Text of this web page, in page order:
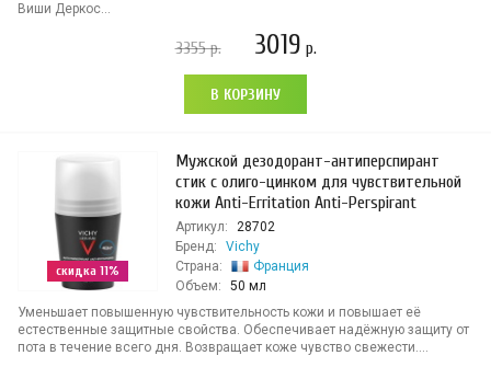
Виши Деркос...
3355р. 3019 р.
В КОРЗИНУ
скидка 11%
Мужской дезодорант-антиперспирант
стик с олиго-цинком для чувствительной
кожи Anti-Erritation Anti-Perspirant
Артикул:
28702
Бренд:
Vichy
Страна:
Франция
Объем:
50 мл
Уменьшает повышенную чувствительность кожи и повышает её
естественные защитные свойства. Обеспечивает надёжную защиту от
пота в течение всего дня. Возвращает коже чувство свежести....